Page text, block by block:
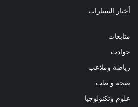
أخبار السيارات
متابعات
حوادث
رياضة وملاعب
صحه و طب
علوم وتكنولوجيا